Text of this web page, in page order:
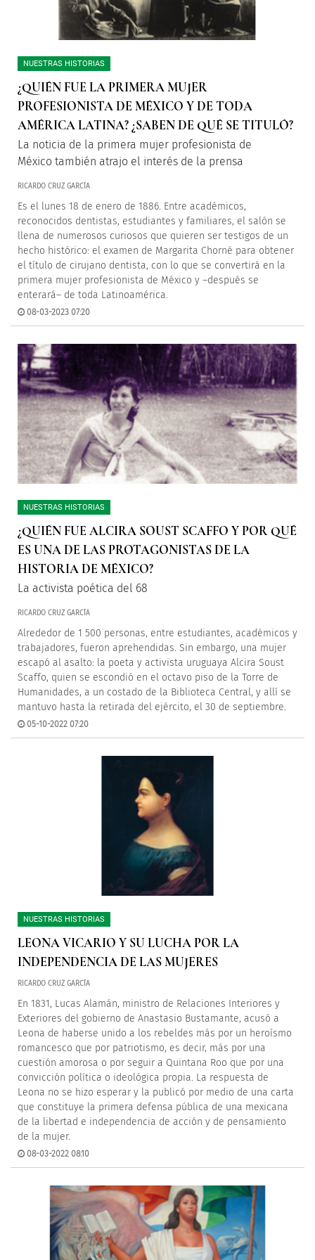
NUESTRAS HISTORIAS
¿QUIÉN FUE LA PRIMERA MUJER
PROFESIONISTA DE MÉXICO Y DE TODA
AMÉRICA LATINA? ¿SABEN DE QUÉ SE TITULÓ?
La noticia de la primera mujer profesionista de
México también atrajo el interés de la prensa
RICARDO CRUZ GARCÍA
Es el lunes 18 de enero de 1886. Entre académicos,
reconocidos dentistas, estudiantes y familiares, el salón se
llena de numerosos curiosos que quieren ser testigos de un
hecho histórico: el examen de Margarita Chorné para obtener
el título de cirujano dentista, con lo que se convertirá en la
primera mujer profesionista de México y –después se
enterará– de toda Latinoamérica.
08-03-2023 07:20
NUESTRAS HISTORIAS
¿QUIÉN FUE ALCIRA SOUST SCAFFO Y POR QUÉ
ES UNA DE LAS PROTAGONISTAS DE LA
HISTORIA DE MÉXICO?
La activista poética del 68
RICARDO CRUZ GARCÍA
Alrededor de 1 500 personas, entre estudiantes, académicos y
trabajadores, fueron aprehendidas. Sin embargo, una mujer
escapó al asalto: la poeta y activista uruguaya Alcira Soust
Scaffo, quien se escondió en el octavo piso de la Torre de
Humanidades, a un costado de la Biblioteca Central, y allí se
mantuvo hasta la retirada del ejército, el 30 de septiembre.
05-10-2022 07:20
NUESTRAS HISTORIAS
LEONA VICARIO Y SU LUCHA POR LA
INDEPENDENCIA DE LAS MUJERES
RICARDO CRUZ GARCÍA
En 1831, Lucas Alamán, ministro de Relaciones Interiores y
Exteriores del gobierno de Anastasio Bustamante, acusó a
Leona de haberse unido a los rebeldes más por un heroísmo
romancesco que por patriotismo, es decir, más por una
cuestión amorosa o por seguir a Quintana Roo que por una
convicción política o ideológica propia. La respuesta de
Leona no se hizo esperar y la publicó por medio de una carta
que constituye la primera defensa pública de una mexicana
de la libertad e independencia de acción y de pensamiento
de la mujer.
08-03-2022 08:10